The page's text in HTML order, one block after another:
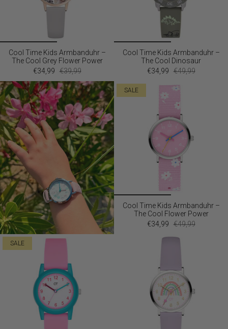
Cool Time Kids Armbanduhr –
The Cool Grey Flower Power
€34,99 €39,99
Cool Time Kids Armbanduhr –
The Cool Dinosaur
€34,99 €49,99
SALE
Cool Time Kids Armbanduhr –
The Cool Flower Power
€34,99 €49,99
SALE